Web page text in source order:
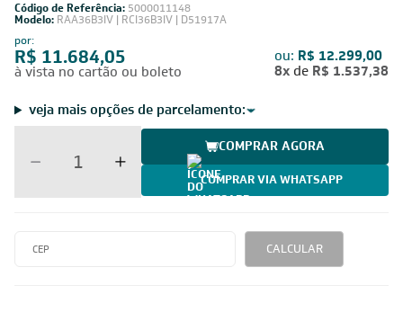
Código de Referência: 5000011148
Modelo: RAA36B3IV | RCI36B3IV | D51917A
por:
R$ 11.684,05
à vista no cartão ou boleto
ou: R$ 12.299,00
8x de R$ 1.537,38
veja mais opções de parcelamento:
COMPRAR AGORA
COMPRAR VIA WHATSAPP
CALCULAR